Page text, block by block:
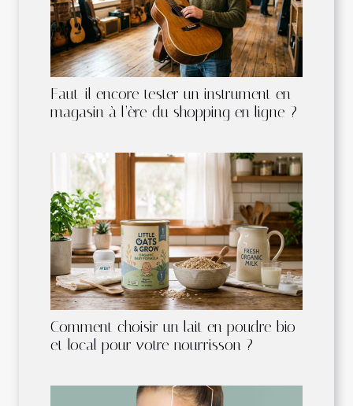
Faut-il encore tester un instrument en
magasin à l’ère du shopping en ligne ?
Comment choisir un lait en poudre bio
et local pour votre nourrisson ?